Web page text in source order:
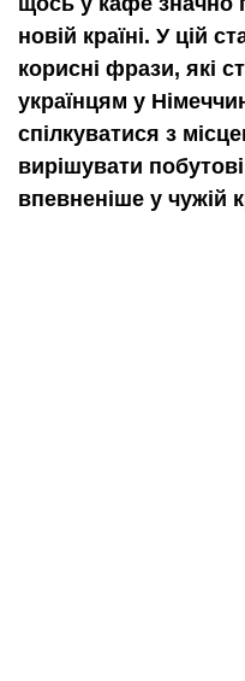
новій країні. У цій
корисні фрази, які
українцям у
спілкуватися з
вирішувати
впевненіше у чужій